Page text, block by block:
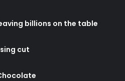
billions on the table
cut